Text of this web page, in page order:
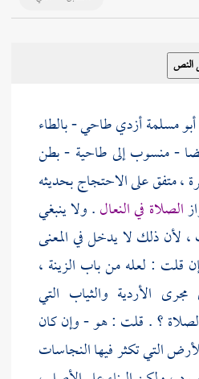
مسلمة أزدي طاحي - بالطاء
- منسوب إلىطاحية - بطن
، متفق على الاحتجاج بحديثه
الصلاة في النعال. ولا ينبغي
لأن ذلك لا يدخل في المعنى
قلت : لعله من باب الزينة ،
الأردية والثياب التي
؟ . قلت : هو - وإن كان
التي تكثر فيها النجاسات